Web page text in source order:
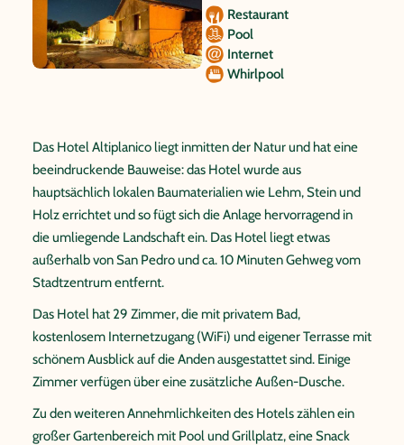
Restaurant
Pool
Internet
Whirlpool
Das Hotel Altiplanico liegt inmitten der Natur und hat eine
beeindruckende Bauweise: das Hotel wurde aus
hauptsächlich lokalen Baumaterialien wie Lehm, Stein und
Holz errichtet und so fügt sich die Anlage hervorragend in
die umliegende Landschaft ein. Das Hotel liegt etwas
außerhalb von San Pedro und ca. 10 Minuten Gehweg vom
Stadtzentrum entfernt.
Das Hotel hat 29 Zimmer, die mit privatem Bad,
kostenlosem Internetzugang (WiFi) und eigener Terrasse mit
schönem Ausblick auf die Anden ausgestattet sind. Einige
Zimmer verfügen über eine zusätzliche Außen-Dusche.
Zu den weiteren Annehmlichkeiten des Hotels zählen ein
großer Gartenbereich mit Pool und Grillplatz, eine Snack